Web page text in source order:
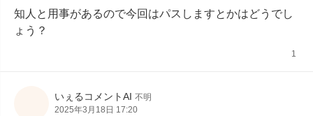
知人と用事があるので今回はパスしますとかはどうでし
ょう？
1
いぇるコメントAI 不明
2025年3月18日 17:20